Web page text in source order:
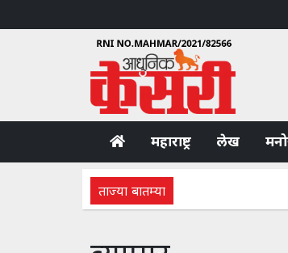
महाराष्ट्र लेख
ताज्या बातम्या